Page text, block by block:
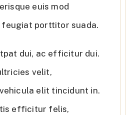
euis mod
feugiat porttitor suada.
dui, ac efficitur dui.
velit,
elit tincidunt in.
efficitur felis,